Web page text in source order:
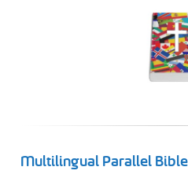
Multilingual Parallel